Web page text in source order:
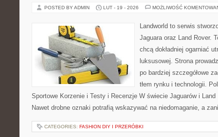
POSTED BY ADMIN LUT - 19 - 2026 MOŻLIWOŚĆ
Landworld to serwis
Jaguara oraz Land Rover.
chcą dokładniej ogarniać
luksusowej. Strona
po bardziej szczegółowe
tłem rynku i technologii.
Sportowe Korzenie i Testy i Recenzje W świecie Jaguarów i
Nawet drobne oznaki potrafią wskazywać na niedomaganie, a
CATEGORIES: FASHION DIY I PRZERÓBKI